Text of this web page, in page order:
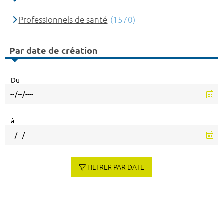
Professionnels de santé (1570)
Par date de création
Du
à
FILTRER PAR DATE